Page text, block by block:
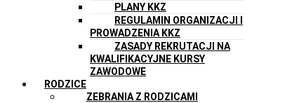
PLANY KKZ
REGULAMIN ORGANIZACJI I
PROWADZENIA KKZ
ZASADY REKRUTACJI NA
KWALIFIKACYJNE KURSY
ZAWODOWE
RODZICE
ZEBRANIA Z RODZICAMI